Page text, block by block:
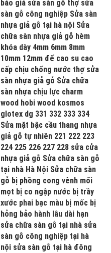
báo giá sửa sàn gỗ thợ sửa
sàn gỗ công nghiệp Sửa sàn
nhựa giả gỗ tại hà nội Sửa
chữa sàn nhựa giả gỗ hèm
khóa dày 4mm 6mm 8mm
10mm 12mm đế cao su cao
cấp chịu chống nước thợ sửa
sàn nhựa giả gỗ Sửa chữa
sàn nhựa chịu lực charm
wood hobi wood kosmos
glotex dg 331 332 333 334
Sửa mặt bậc cầu thang nhựa
giả gỗ tự nhiên 221 222 223
224 225 226 227 228 sửa cửa
nhựa giả gỗ Sửa chữa sàn gỗ
tại nhà Hà Nội Sửa chữa sàn
gỗ bị phồng cong vênh mối
mọt bị co ngập nước bị trầy
xước phai bạc màu bị mốc bị
hỏng bảo hành lâu dài hạn
sửa chữa sàn gỗ tại nhà sửa
sàn gỗ công nghiệp tại hà
nội sửa sàn gỗ tại hà đông